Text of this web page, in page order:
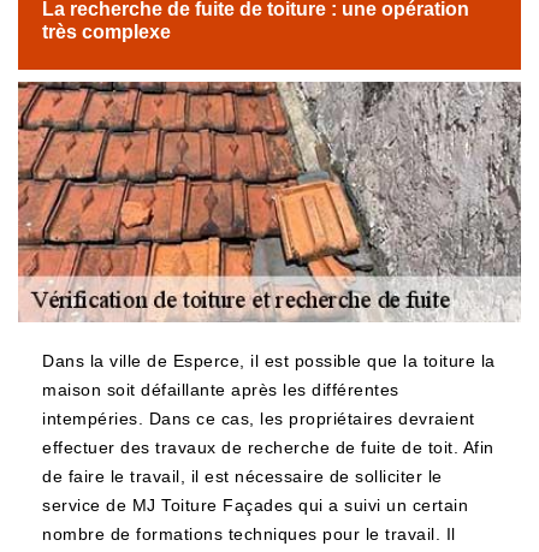
La recherche de fuite de toiture : une opération
très complexe
Dans la ville de Esperce, il est possible que la toiture la
maison soit défaillante après les différentes
intempéries. Dans ce cas, les propriétaires devraient
effectuer des travaux de recherche de fuite de toit. Afin
de faire le travail, il est nécessaire de solliciter le
service de MJ Toiture Façades qui a suivi un certain
nombre de formations techniques pour le travail. Il